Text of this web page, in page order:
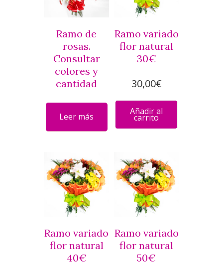
Ramo de
rosas.
Consultar
colores y
cantidad
Leer más
Ramo variado
flor natural
30€
30,00€
Añadir al
carrito
Ramo variado
flor natural
40€
Ramo variado
flor natural
50€